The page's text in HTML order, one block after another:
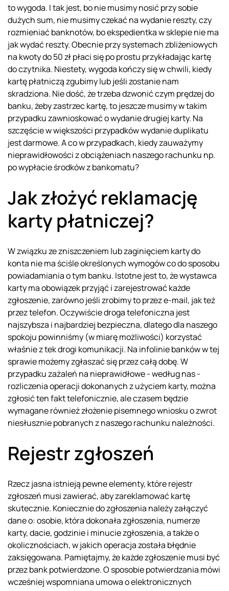
to wygoda. I tak jest, bo nie musimy nosić przy sobie
dużych sum, nie musimy czekać na wydanie reszty, czy
rozmieniać banknotów, bo ekspedientka w sklepie nie ma
jak wydać reszty. Obecnie przy systemach zbliżeniowych
na kwoty do 50 zł płaci się po prostu przykładając kartę
do czytnika. Niestety, wygoda kończy się w chwili, kiedy
kartę płatniczą zgubimy lub jeśli zostanie nam
skradziona. Nie dość, że trzeba dzwonić czym prędzej do
banku, żeby zastrzec kartę, to jeszcze musimy w takim
przypadku zawnioskować o wydanie drugiej karty. Na
szczęście w większości przypadków wydanie duplikatu
jest darmowe. A co w przypadkach, kiedy zauważymy
nieprawidłowości z obciążeniach naszego rachunku np.
po wypłacie środków z bankomatu?
Jak złożyć reklamację
karty płatniczej?
W związku ze zniszczeniem lub zaginięciem karty do
konta nie ma ściśle określonych wymogów co do sposobu
powiadamiania o tym banku. Istotne jest to, że wystawca
karty ma obowiązek przyjąć i zarejestrować każde
zgłoszenie, zarówno jeśli zrobimy to przez e-mail, jak też
przez telefon. Oczywiście droga telefoniczna jest
najszybsza i najbardziej bezpieczna, dlatego dla naszego
spokoju powinniśmy (w miarę możliwości) korzystać
właśnie z tek drogi komunikacji. Na infolinie banków w tej
sprawie możemy zgłaszać się przez całą dobę. W
przypadku zażaleń na nieprawidłowe - według nas -
rozliczenia operacji dokonanych z użyciem karty, można
zgłosić ten fakt telefonicznie, ale czasem będzie
wymagane również złożenie pisemnego wniosku o zwrot
niesłusznie pobranych z naszego rachunku należności.
Rejestr zgłoszeń
Rzecz jasna istnieją pewne elementy, które rejestr
zgłoszeń musi zawierać, aby zareklamować kartę
skutecznie. Koniecznie do zgłoszenia należy załączyć
dane o: osobie, która dokonała zgłoszenia, numerze
karty, dacie, godzinie i minucie zgłoszenia, a także o
okolicznościach, w jakich operacja została błędnie
zaksięgowana. Pamiętajmy, że każde zgłoszenie musi być
przez bank potwierdzone. O sposobie potwierdzania mówi
wcześniej wspomniana umowa o elektronicznych